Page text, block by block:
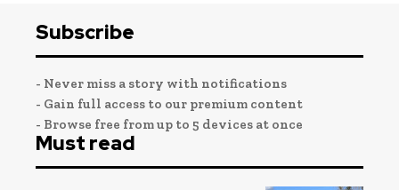
Subscribe
- Never miss a story with notifications
- Gain full access to our premium content
- Browse free from up to 5 devices at once
Must read